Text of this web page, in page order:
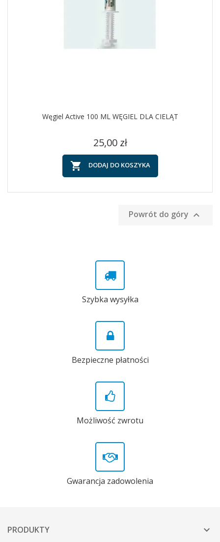
Węgiel Active 100 ML WĘGIEL DLA CIELĄT
Cena
25,00 zł
 DODAJ DO KOSZYKA
Powrót do góry 
Szybka wysyłka
Bezpieczne płatności
Możliwość zwrotu
Gwarancja zadowolenia
PRODUKTY 